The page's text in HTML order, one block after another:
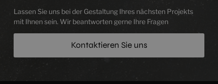
Lassen Sie uns bei der Gestaltung Ihres nächsten Projekts
mit Ihnen sein. Wir beantworten gerne Ihre Fragen
Kontaktieren Sie uns